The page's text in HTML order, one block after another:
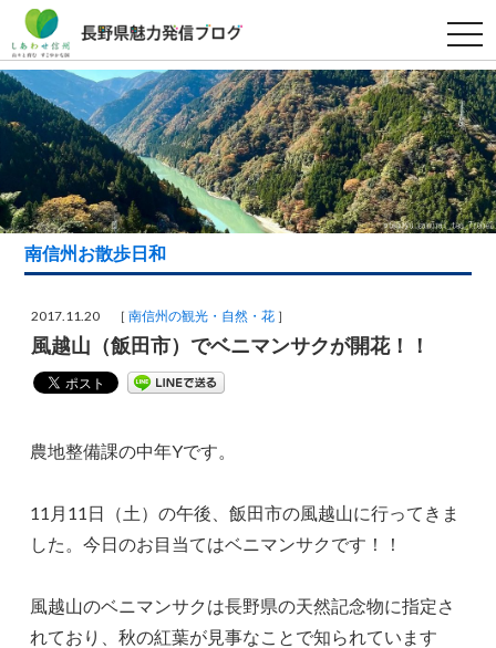
t
o
g
g
l
e
n
a
v
i
g
a
t
n
南信州お散歩日和
2017.11.20 ［南信州の観光・自然・花 ］
風越山（飯田市）でベニマンサクが開花！！
農地整備課の中年Yです。
11月11日（土）の午後、飯田市の風越山に行ってきま
した。今日のお目当てはベニマンサクです！！
風越山のベニマンサクは長野県の天然記念物に指定さ
れており、秋の紅葉が見事なことで知られています